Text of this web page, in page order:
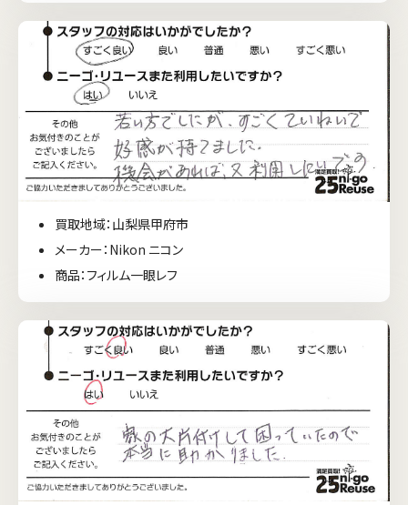
買取地域：山梨県甲府市
メーカー：Nikon ニコン
商品：フィルム一眼レフ